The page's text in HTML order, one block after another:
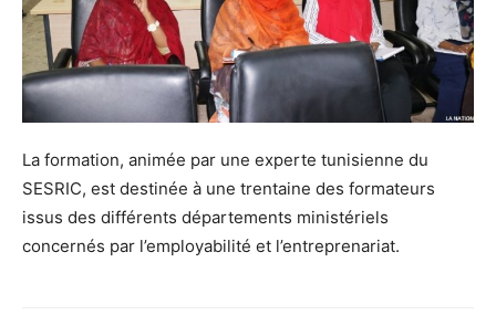
La formation, animée par une experte tunisienne du
SESRIC, est destinée à une trentaine des formateurs
issus des différents départements ministériels
concernés par l’employabilité et l’entreprenariat.